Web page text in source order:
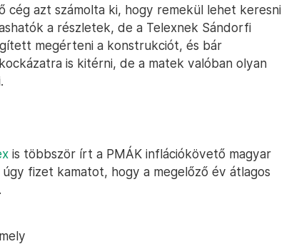
azt számolta ki, hogy remekül lehet keresni
a részletek, de a Telexnek Sándorfi
megérteni a konstrukciót, és bár
is kitérni, de a matek valóban olyan
is többször írt a PMÁK inflációkövető magyar
fizet kamatot, hogy a megelőző év átlagos